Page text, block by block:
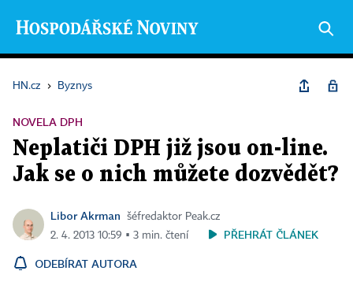
HN.cz › Byznys
NOVELA DPH
Neplatiči DPH již jsou on-line.
Jak se o nich můžete dozvědět?
Libor Akrman
šéfredaktor Peak.cz
2. 4. 2013 10:59 ▪ 3 min. čtení
PŘEHRÁT ČLÁNEK
ODEBÍRAT AUTORA